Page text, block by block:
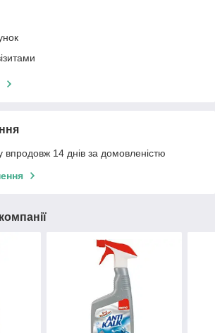
впродовж 14 днів за домовленістю